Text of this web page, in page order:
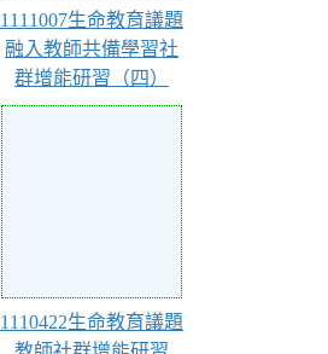
1111007生命教育議題
融入教師共備學習社
群增能研習（四）
1110422生命教育議題